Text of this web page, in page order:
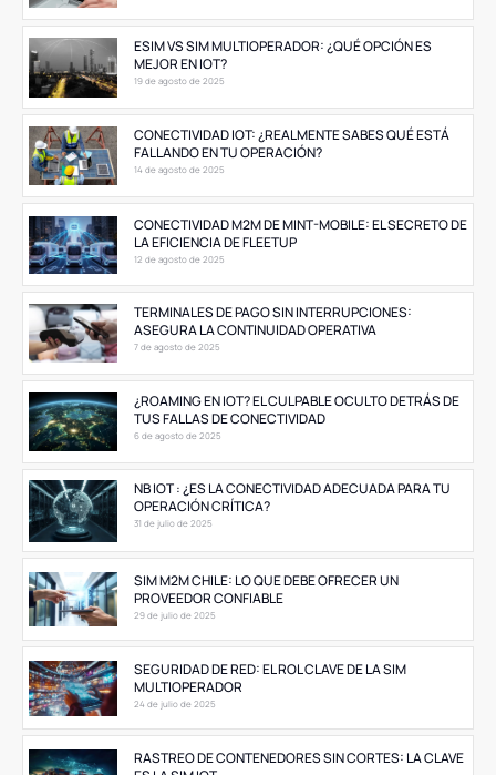
ESIM VS SIM MULTIOPERADOR: ¿QUÉ OPCIÓN ES
MEJOR EN IOT?
19 de agosto de 2025
CONECTIVIDAD IOT: ¿REALMENTE SABES QUÉ ESTÁ
FALLANDO EN TU OPERACIÓN?
14 de agosto de 2025
CONECTIVIDAD M2M DE MINT-MOBILE: EL SECRETO DE
LA EFICIENCIA DE FLEETUP
12 de agosto de 2025
TERMINALES DE PAGO SIN INTERRUPCIONES:
ASEGURA LA CONTINUIDAD OPERATIVA
7 de agosto de 2025
¿ROAMING EN IOT? EL CULPABLE OCULTO DETRÁS DE
TUS FALLAS DE CONECTIVIDAD
6 de agosto de 2025
NB IOT : ¿ES LA CONECTIVIDAD ADECUADA PARA TU
OPERACIÓN CRÍTICA?
31 de julio de 2025
SIM M2M CHILE: LO QUE DEBE OFRECER UN
PROVEEDOR CONFIABLE
29 de julio de 2025
SEGURIDAD DE RED: EL ROL CLAVE DE LA SIM
MULTIOPERADOR
24 de julio de 2025
RASTREO DE CONTENEDORES SIN CORTES: LA CLAVE